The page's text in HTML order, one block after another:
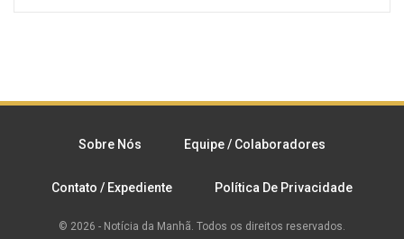
Sobre Nós Equipe / Colaboradores
Contato / Expediente Política De Privacidade
© 2026 - Notícia da Manhã. Todos os direitos reservados.